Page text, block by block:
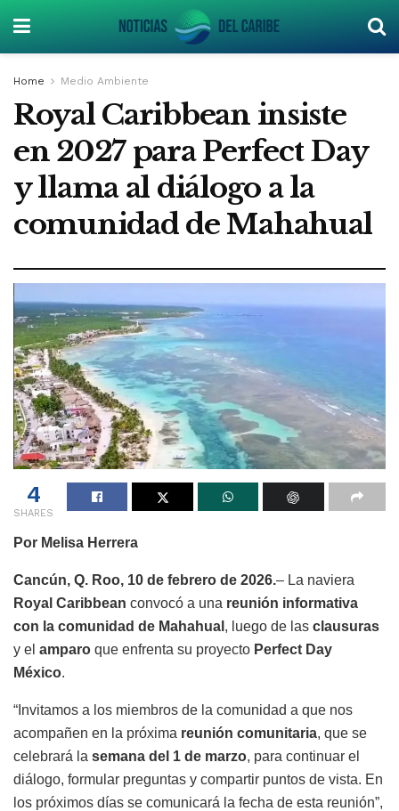
Home Medio Ambiente
Royal Caribbean insiste
en 2027 para Perfect Day
y llama al diálogo a la
comunidad de Mahahual
4
SHARES
Por Melisa Herrera
Cancún, Q. Roo, 10 de febrero de 2026.– La naviera
Royal Caribbean convocó a una reunión informativa
con la comunidad de Mahahual , luego de las clausuras
y el amparo que enfrenta su proyecto Perfect Day
México.
“Invitamos a los miembros de la comunidad a que nos
acompañen en la próxima reunión comunitaria, que se
celebrará la semana del 1 de marzo, para continuar el
diálogo, formular preguntas y compartir puntos de vista. En
los próximos días se comunicará la fecha de esta reunión”,